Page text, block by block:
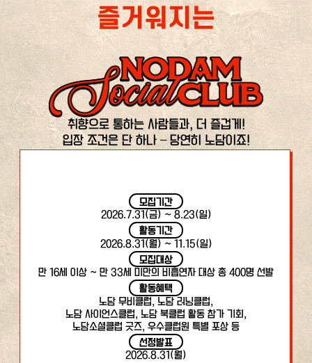
즐거워지는
취향으로 통하는 사람들과, 더 즐겁게!
입장 조건은 단 하나 – 당연히 노담이죠!
모집기간
2026.7.31(금) ~ 8.23(일)
활동기간
2026.8.31(월) ~ 11.15(일)
모집대상
만 16세 이상 ~ 만 33세 미만의 비흡연자 대상 총 400명 선발
활동혜택
노담 무비클럽, 노담 러닝클럽,
노담 사이언스클럽, 노담 북클럽 활동 참가 기회,
노담소셜클럽 굿즈, 우수클럽원 특별 포상 등
선정발표
2026.8.31(월)